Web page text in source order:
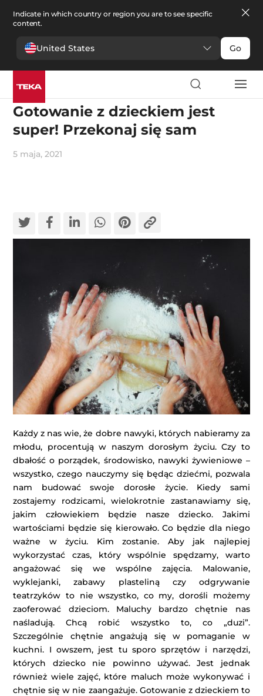
Indicate in which country or region you are to see specific
content.
United States Go
Emocje
Gotowanie z dzieckiem jest
super! Przekonaj się sam
5 maja, 2021
Każdy z nas wie, że dobre nawyki, których nabieramy za
młodu, procentują w naszym dorosłym życiu. Czy to
dbałość o porządek, środowisko, nawyki żywieniowe –
wszystko, czego nauczymy się będąc dziećmi, pozwala
nam budować swoje dorosłe życie. Kiedy sami
zostajemy rodzicami, wielokrotnie zastanawiamy się,
jakim człowiekiem będzie nasze dziecko. Jakimi
wartościami będzie się kierowało. Co będzie dla niego
ważne w życiu. Kim zostanie. Aby jak najlepiej
wykorzystać czas, który wspólnie spędzamy, warto
angażować się we wspólne zajęcia. Malowanie,
wyklejanki, zabawy plasteliną czy odgrywanie
teatrzyków to nie wszystko, co my, dorośli możemy
zaoferować dzieciom. Maluchy bardzo chętnie nas
naśladują. Chcą robić wszystko to, co „duzi”.
Szczególnie chętnie angażują się w pomaganie w
kuchni. I owszem, jest tu sporo sprzętów i narzędzi,
których dziecko nie powinno używać. Jest jednak
również wiele zajęć, które maluch może wykonywać i
chętnie się w nie zaangażuje. Gotowanie z dzieckiem to